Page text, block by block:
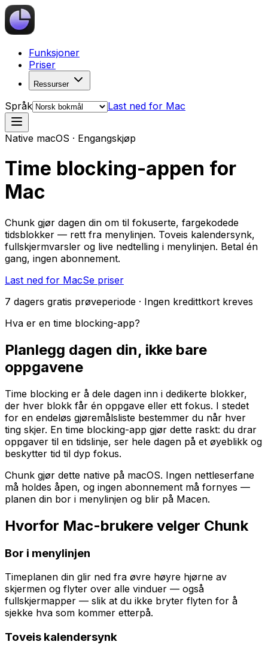
Funksjoner
Priser
Ressurser
Språk Last ned for Mac
Native macOS · Engangskjøp
Time blocking-appen for
Mac
Chunk gjør dagen din om til fokuserte, fargekodede
tidsblokker — rett fra menylinjen. Toveis kalendersynk,
fullskjermvarsler og live nedtelling i menylinjen. Betal én
gang, ingen abonnement.
Last ned for MacSe priser
7 dagers gratis prøveperiode · Ingen kredittkort kreves
Hva er en time blocking-app?
Planlegg dagen din, ikke bare
oppgavene
Time blocking er å dele dagen inn i dedikerte blokker,
der hver blokk får én oppgave eller ett fokus. I stedet
for en endeløs gjøremålsliste bestemmer du når hver
ting skjer. En time blocking-app gjør dette raskt: du drar
oppgaver til en tidslinje, ser hele dagen på et øyeblikk og
beskytter tid til dyp fokus.
Chunk gjør dette native på macOS. Ingen nettleserfane
må holdes åpen, og ingen abonnement må fornyes —
planen din bor i menylinjen og blir på Macen.
Hvorfor Mac-brukere velger Chunk
Bor i menylinjen
Timeplanen din glir ned fra øvre høyre hjørne av
skjermen og flyter over alle vinduer — også
fullskjermapper — slik at du ikke bryter flyten for å
sjekke hva som kommer etterpå.
Toveis kalendersynk